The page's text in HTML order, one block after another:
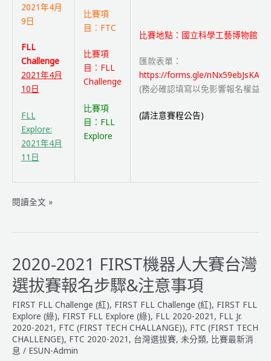
2021年4月
9日
FLL
Challenge
2021年4月
10日
FLL
Explore:
2021年4月
11日
比賽項
目：FTC
比賽項
目：FLL
Challenge
比賽項
目：FLL
Explore
比賽地點：國立科學工藝博物館
匯款表單：
https://forms.gle/
(務必確認填寫以免影響報名權益)
(請注意賽程公告)
2020-
器
人
大
台
灣
選
拔
閱讀全文 »
2020-2021 FIRST機器人大賽台灣
選拔賽報名步驟&注意事項
FIRST FLL Challenge (紅), FIRST FLL Challenge (紅), FIRST FLL
Explore (綠), FIRST FLL Explore (綠), FLL 2020-2021 , FLL Jr.
2020-2021 , FTC (FIRST TECH CHALLANGE)), FTC (FIRST TECH
CHALLENGE), FTC 2020-2021 , 台灣選拔賽, 未分類, 比賽最新消
息 / ESUN-Admin